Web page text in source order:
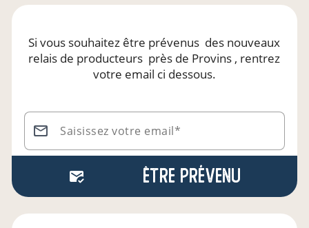
Si vous souhaitez être prévenus des nouveaux
relais de producteurs près de Provins , rentrez
votre email ci dessous.
Saisissez votre email*
Être prévenu